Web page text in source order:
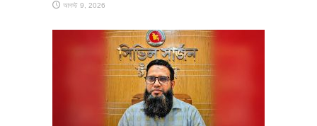
আগস্ট 9, 2026